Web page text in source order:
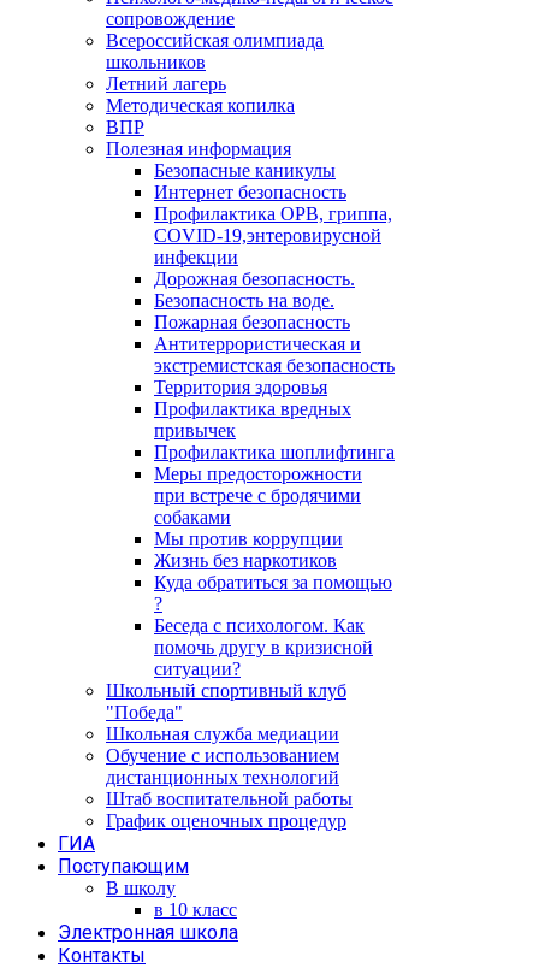
сопровождение
Всероссийская олимпиада
школьников
Летний лагерь
Методическая копилка
ВПР
Полезная информация
Безопасные каникулы
Интернет безопасность
Профилактика ОРВ, гриппа,
COVID-19,энтеровирусной
инфекции
Дорожная безопасность.
Безопасность на воде.
Пожарная безопасность
Антитеррористическая и
экстремистская безопасность
Территория здоровья
Профилактика вредных
привычек
Профилактика шоплифтинга
Меры предосторожности
при встрече с бродячими
собаками
Мы против коррупции
Жизнь без наркотиков
Куда обратиться за помощью
?
Беседа с психологом. Как
помочь другу в кризисной
ситуации?
Школьный спортивный клуб
"Победа"
Школьная служба медиации
Обучение с использованием
дистанционных технологий
Штаб воспитательной работы
График оценочных процедур
ГИА
Поступающим
В школу
в 10 класс
Электронная школа
Контакты